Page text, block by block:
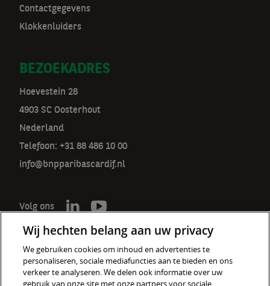
Contactgegevens
Klokkenluiders
BEZOEKADRES
Hoevestein 28
4903 SC Oosterhout
Nederland
Telefoon: +31 88 486 10 00
info@bnpparibascardif.nl
Volg ons
De verzekeraar voor een wereld
Wij hechten belang aan uw privacy
We gebruiken cookies om inhoud en advertenties te
personaliseren, sociale mediafuncties aan te bieden en ons
verkeer te analyseren. We delen ook informatie over uw
gebruik van onze site met onze partners voor sociale